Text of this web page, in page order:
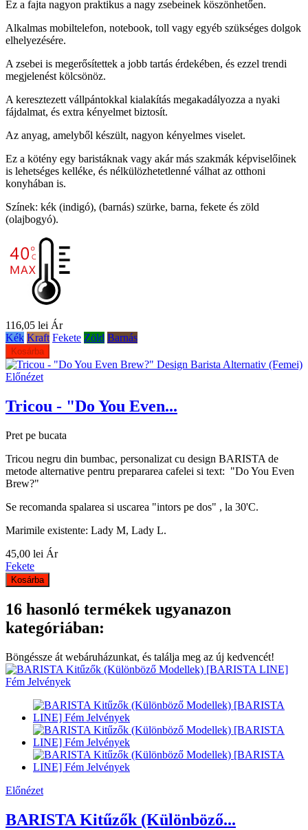
Ez a fajta nagyon praktikus a nagy zsebeinek köszönhetően.
Alkalmas mobiltelefon, notebook, toll vagy egyéb szükséges dolgok
elhelyezésére.
A zsebei is megerősítettek a jobb tartás érdekében, és ezzel trendi
megjelenést kölcsönöz.
A keresztezett vállpántokkal kialakítás megakadályozza a nyaki
fájdalmat, és extra kényelmet biztosít.
Az anyag, amelyből készült, nagyon kényelmes viselet.
Ez a kötény egy baristáknak vagy akár más szakmák képviselőinek
is lehetséges kelléke, és nélkülözhetetlenné válhat az otthoni
konyhában is.
Színek: kék (indigó), (barnás) szürke, barna, fekete és zöld
(olajbogyó).
116,05 lei Ár
Kék Kraft Fekete Zöld Barnás
Kosárba
Előnézet
Tricou - "Do You Even...
Pret pe bucata
Tricou negru din bumbac, personalizat cu design BARISTA de
metode alternative pentru prepararea cafelei si text: "Do You Even
Brew?"
Se recomanda spalarea si uscarea "intors pe dos" , la 30'C.
Marimile existente: Lady M, Lady L.
45,00 lei Ár
Fekete
Kosárba
16 hasonló termékek ugyanazon
kategóriában:
Böngéssze át webáruházunkat, és találja meg az új kedvencét!
Előnézet
BARISTA Kitűzők (Különböző...